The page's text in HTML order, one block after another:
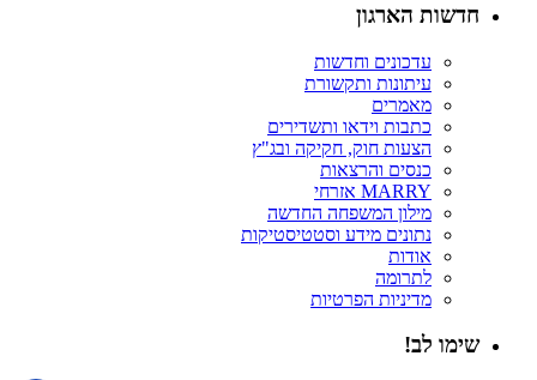
חדשות הארגון
עדכונים וחדשות
עיתונות ותקשורת
מאמרים
כתבות וידאו ותשדירים
הצעות חוק, חקיקה ובג"ץ
כנסים והרצאות
MARRY אזרחי
מילון המשפחה החדשה
נתונים מידע וסטטיסטיקות
אודות
לתרומה
מדיניות הפרטיות
שימו לב!